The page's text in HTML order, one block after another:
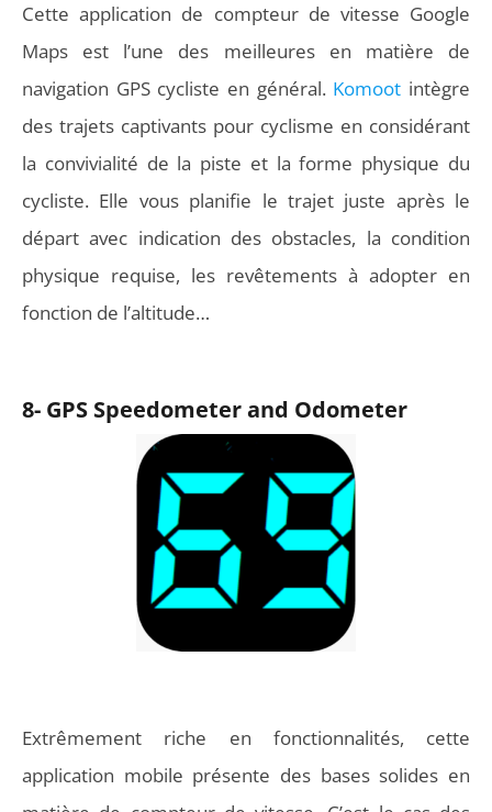
Cette application de compteur de vitesse Google
Maps est l’une des meilleures en matière de
navigation GPS cycliste en général. Komoot intègre
des trajets captivants pour cyclisme en considérant
la convivialité de la piste et la forme physique du
cycliste. Elle vous planifie le trajet juste après le
départ avec indication des obstacles, la condition
physique requise, les revêtements à adopter en
fonction de l’altitude…
8- GPS Speedometer and Odometer
Extrêmement riche en fonctionnalités, cette
application mobile présente des bases solides en